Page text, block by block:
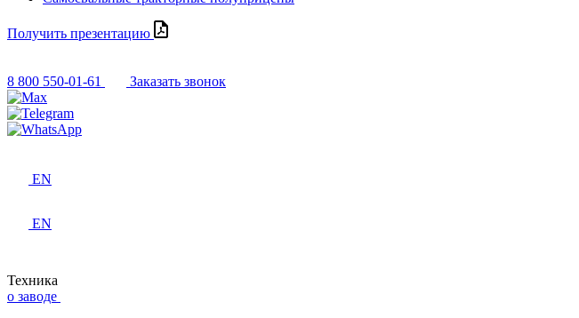
Получить презентацию
8 800 550-01-61 Заказать звонок
EN
EN
Техника
о заводе